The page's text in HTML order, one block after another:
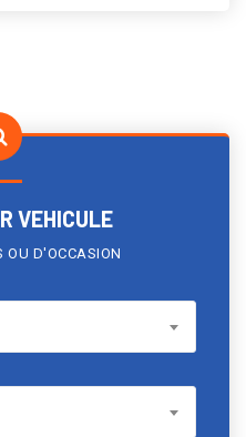
VEHICULE
OU D'OCCASION